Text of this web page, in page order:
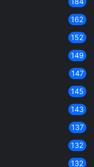
162
152
149
147
145
143
137
132
132